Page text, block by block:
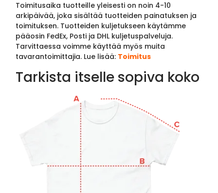
Toimitusaika tuotteille yleisesti on noin 4-10
arkipäivää, joka sisältää tuotteiden painatuksen ja
toimituksen. Tuotteiden kuljetukseen käytämme
pääosin FedEx, Posti ja DHL kuljetuspalveluja.
Tarvittaessa voimme käyttää myös muita
tavarantoimittajia. Lue lisää: Toimitus
Tarkista itselle sopiva koko